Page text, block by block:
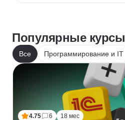
Популярные курсы
Все Программирование и IT
4.75 6 18 мес